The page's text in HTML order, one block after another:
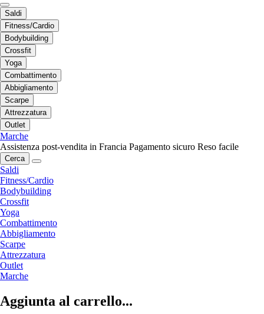
Saldi
Fitness/Cardio
Bodybuilding
Crossfit
Yoga
Combattimento
Abbigliamento
Scarpe
Attrezzatura
Outlet
Marche
Assistenza post-vendita in Francia Pagamento sicuro Reso facile
Cerca
Saldi
Fitness/Cardio
Bodybuilding
Crossfit
Yoga
Combattimento
Abbigliamento
Scarpe
Attrezzatura
Outlet
Marche
Aggiunta al carrello...